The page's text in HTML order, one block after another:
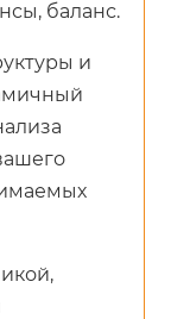
баланс.
и